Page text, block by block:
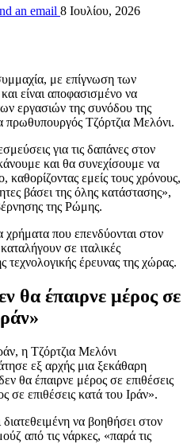
an email 8 Ιουλίου, 2026
με επίγνωση των
είναι αποφασισμένο να
εργασιών της συνόδου της
πρωθυπουργός Τζόρτζια Μελόνι.
για τις δαπάνες στον
και θα συνεχίσουμε να
εμείς τους χρόνους,
βάσει της όλης κατάστασης»,
της Ρώμης.
χρήματα που επενδύονται στον
σε ιταλικές
τεχνολογικής έρευνας της χώρας.
θα έπαιρνε μέρος σε
η Τζόρτζια Μελόνι
εξ αρχής μια ξεκάθαρη
θα έπαιρνε μέρος σε επιθέσεις
σε επιθέσεις κατά του Ιράν».
διατεθειμένη να βοηθήσει στον
από τις νάρκες, «παρά τις